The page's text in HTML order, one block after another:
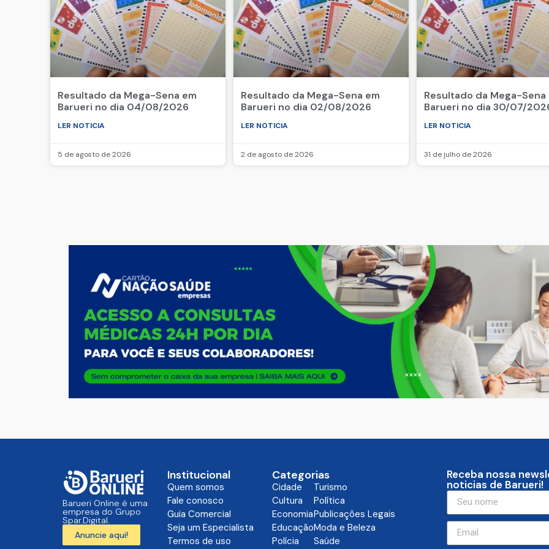
Resultado da Mega-Sena em
Barueri no dia 04/08/2026
LER NOTICIA
5 de agosto de 2026
Resultado da Mega-Sena em
Barueri no dia 02/08/2026
LER NOTICIA
2 de agosto de 2026
Resultado da Mega-Sena
Barueri no dia 30/07/
LER NOTICIA
31 de julho de 2026
Barueri Online é uma
empresa do Grupo
Spar.Digital.
Anuncie aqui!
Institucional
Quem somos
Fale conosco
Guia Comercial
Seja um Especialista
Termos de uso
Categorias
Cidade
Cultura
Economia
Educação
Polícia
Turismo
Política
Publicações Legais
Moda e Beleza
Saúde
Receba nossa
noticias de Barueri!